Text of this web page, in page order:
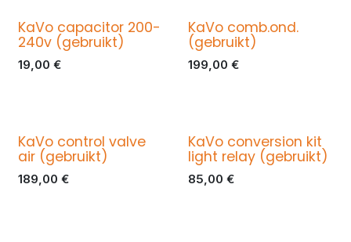
KaVo capacitor 200-
240v (gebruikt)
19,00 €
KaVo comb.ond.
(gebruikt)
199,00 €
KaVo control valve
air (gebruikt)
189,00 €
KaVo conversion kit
light relay (gebruikt)
85,00 €